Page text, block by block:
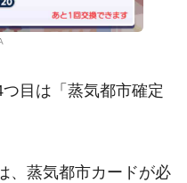
目は「蒸気都市確定
、蒸気都市カードが必